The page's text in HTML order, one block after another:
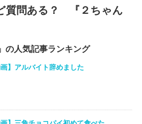
質問ある？ 『２ちゃん
」の人気記事ランキング
画】アルバイト辞めました